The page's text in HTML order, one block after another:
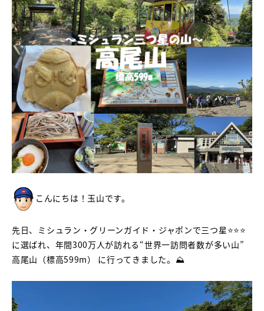
こんにちは！玉山です。
先日、ミシュラン・グリーンガイド・ジャポンで三つ星⭐⭐⭐
に選ばれ、年間300万人が訪れる“世界一訪問者数が多い山”
高尾山（標高599m） に行ってきました。⛰️